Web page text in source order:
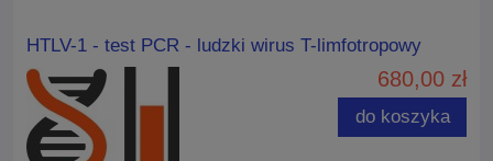
HTLV-1 - test PCR - ludzki wirus T-limfotropowy
680,00 zł
do koszyka